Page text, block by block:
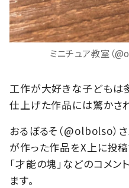
ミニチュア教室（
工作が大好きな子どもは
仕上げた作品には驚かさ
おるぼるそ（@olbolso）
が作った作品をX上に投稿
「才能の塊」などのコメ
ます。